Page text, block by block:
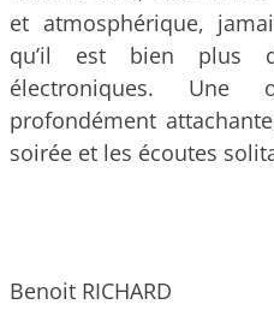
et atmosphérique,
qu’il est bien plus
électroniques. Une
profondément
soirée et les écoutes
Benoit RICHARD